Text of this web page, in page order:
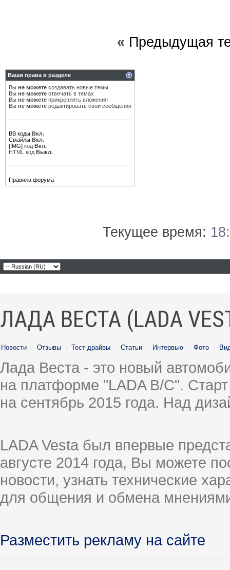
« Предыдущая
Ваши права в разделе
Вы не можете создавать новые темы
Вы не можете отвечать в темах
Вы не можете прикреплять вложения
Вы не можете редактировать свои сообщения
BB коды Вкл.
Смайлы Вкл.
[IMG] код Вкл.
HTML код Выкл.
Правила форума
Текущее время:
ЛАДА ВЕСТА (LADA
Новости · Отзывы · Тест-драйвы · Статьи · Интервью · Фото ·
Лада Веста - это новый
на платформе "LADA B/C".
на сентябрь 2015 года. Над
LADA Vesta был впервые
августе 2014 года, Вы можете
новости, узнать технические
для общения и обмена
Разместить рекламу на сайте